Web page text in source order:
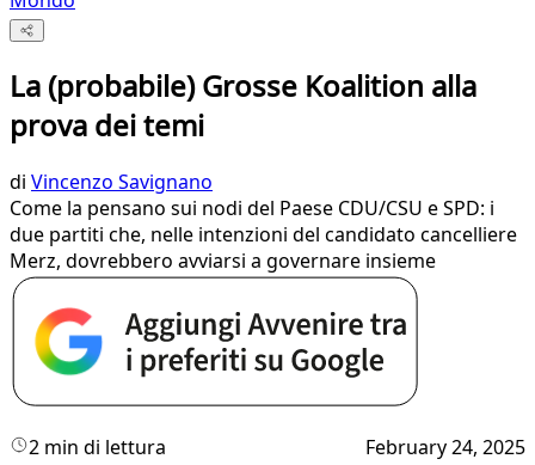
La (probabile) Grosse Koalition alla
prova dei temi
di Vincenzo Savignano
Come la pensano sui nodi del Paese CDU/CSU e SPD: i
due partiti che, nelle intenzioni del candidato cancelliere
Merz, dovrebbero avviarsi a governare insieme
2 min di lettura February 24, 2025